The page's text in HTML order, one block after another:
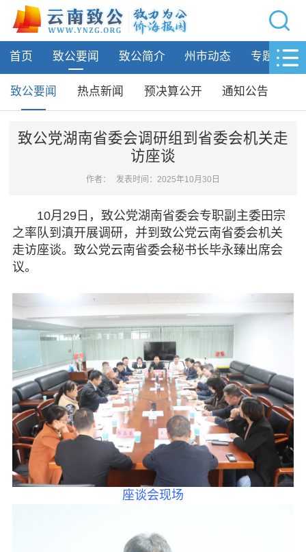
网站导航
首页
致公要闻
热点新闻
预决算公开
通知公告
致公简介
州市动态
履行职责
自身建设
致公风采
专委会
书香机关
电子杂志
视频中心
首页 致公要闻 致公简介 州市动态 专题活动
致公要闻 热点新闻 预决算公开 通知公告
致公党湖南省委会调研组到省委会机关走
访座谈
作者： 发表时间：2025年10月30日
10月29日，致公党湖南省委会专职副主委田宗
之率队到滇开展调研，并到致公党云南省委会机关
走访座谈。致公党云南省委会秘书长毕永臻出席会
议。
座谈会现场